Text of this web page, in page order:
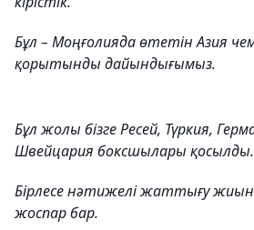
Бұл – Моңғолияда өтетін Азия
қорытынды дайындығымыз.
Бұл жолы бізге Ресей, Түркия,
Швейцария боксшылары қосылды.
Бірлесе нәтижелі жаттығу
жоспар бар.